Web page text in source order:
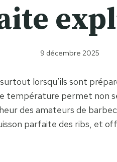
9 décembre 2025
lorsqu’ils sont
température permet non
des amateurs de
parfaite des ribs, et